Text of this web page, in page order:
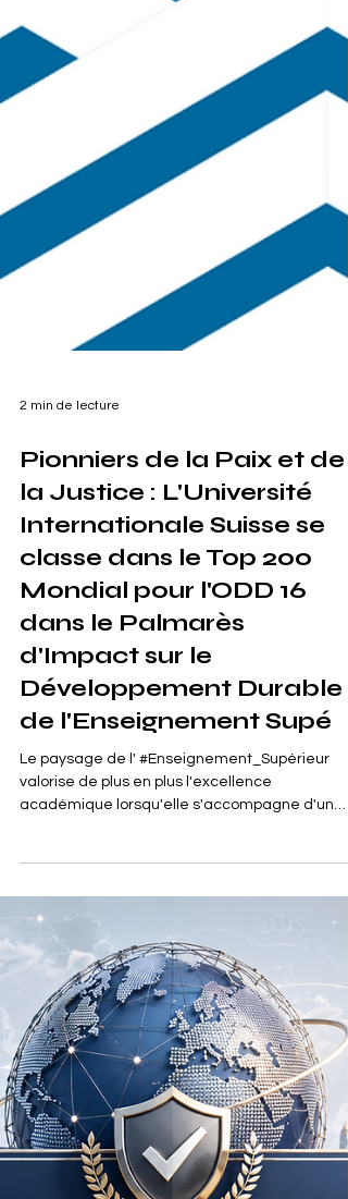
Pionniers de la Paix et de
la Justice : L'Université
Internationale Suisse se
classe dans le Top 200
Mondial pour l'ODD 16
dans le Palmarès
d'Impact sur le
Développement Durable
Le paysage de l' #Enseignement_Supérieur
académique lorsqu'elle s'accompagne d'un
engagement clair envers la responsabilité
sociale. L'Université Internationale Suisse a
récemment franchi une étape majeure dans
domaine précis. L'université est officiellement
classée dans le Top 200 mondial pour l'Objectif
de Développement Durable 16 ( #ODD_16 )
le Palmarès d'Impact sur le Développement
Durable 2026 de l'Enseignement Supérieur